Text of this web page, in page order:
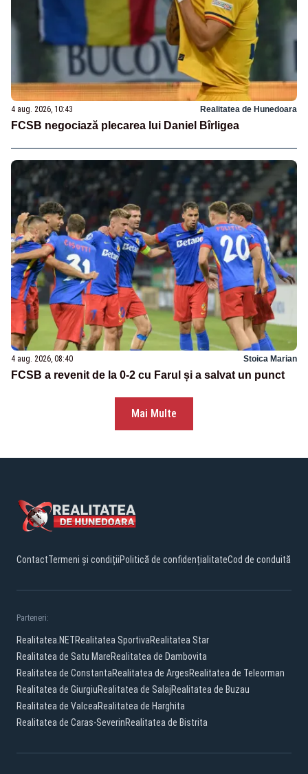
4 aug. 2026, 10:43 Realitatea de Hunedoara
FCSB negociază plecarea lui Daniel Bîrligea
4 aug. 2026, 08:40 Stoica Marian
FCSB a revenit de la 0-2 cu Farul și a salvat un punct
Mai Multe
ContactTermeni și condițiiPolitică de confidențialitateCod de conduită
Parteneri:
Realitatea.NETRealitatea SportivaRealitatea Star
Realitatea de Satu MareRealitatea de Dambovita
Realitatea de ConstantaRealitatea de ArgesRealitatea de Teleorman
Realitatea de GiurgiuRealitatea de SalajRealitatea de Buzau
Realitatea de ValceaRealitatea de Harghita
Realitatea de Caras-SeverinRealitatea de Bistrita